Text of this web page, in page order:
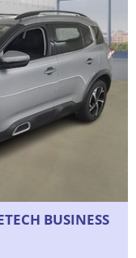
BUSINESS